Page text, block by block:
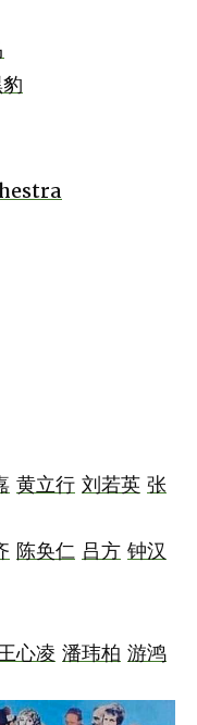
黄立行 刘若英 张
陈奂仁 吕方 钟汉
心凌 潘玮柏 游鸿